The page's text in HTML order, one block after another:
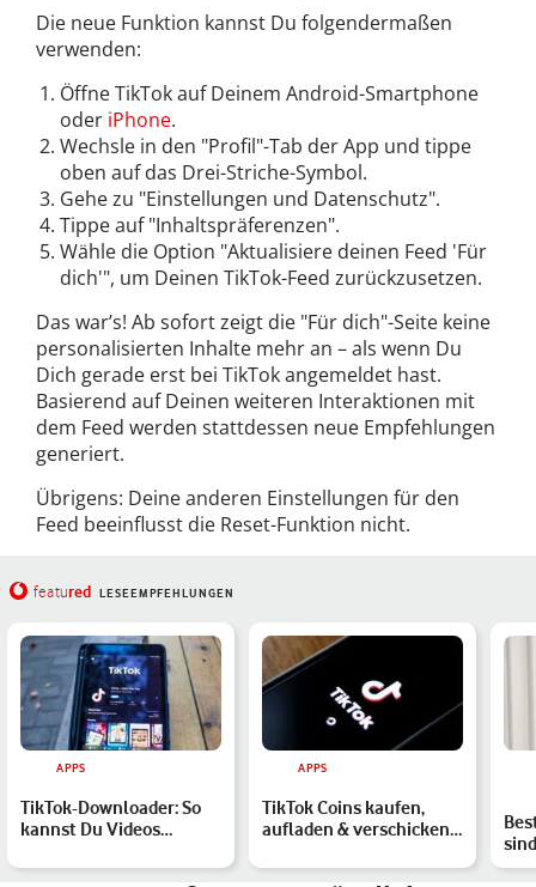
Die neue Funktion kannst Du folgendermaßen
verwenden:
Öffne TikTok auf Deinem Android-Smartphone
oder iPhone.
Wechsle in den "Profil"-Tab der App und tippe
oben auf das Drei-Striche-Symbol.
Gehe zu "Einstellungen und Datenschutz".
Tippe auf "Inhaltspräferenzen".
Wähle die Option "Aktualisiere deinen Feed 'Für
dich'", um Deinen TikTok-Feed zurückzusetzen.
Das war’s! Ab sofort zeigt die "Für dich"-Seite keine
personalisierten Inhalte mehr an – als wenn Du
Dich gerade erst bei TikTok angemeldet hast.
Basierend auf Deinen weiteren Interaktionen mit
dem Feed werden stattdessen neue Empfehlungen
generiert.
Übrigens: Deine anderen Einstellungen für den
Feed beeinflusst die Reset-Funktion nicht.
featured LESEEMPFEHLUNGEN
APPS
TikTok-Downloader: So
kannst Du Videos
speicher…
APPS
TikTok Coins kaufen,
aufladen & verschicken: